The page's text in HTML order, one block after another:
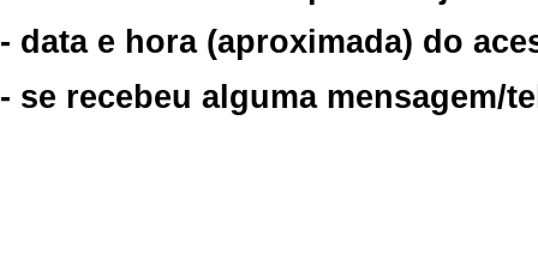
- data e hora (aproximada) do
- se recebeu alguma mensagem/